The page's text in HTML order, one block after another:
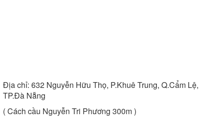
Địa chỉ: 632 Nguyễn Hữu Thọ, P.Khuê Trung, Q.Cẩm Lệ,
TP.Đà Nẵng
( Cách cầu Nguyễn Tri Phương 300m )